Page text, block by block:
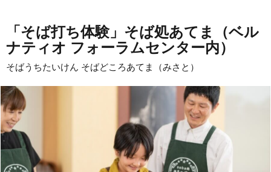
「そば打ち体験」そば処あてま（ベル
ナティオ フォーラムセンター内）
そばうちたいけん そばどころあてま（みさと）